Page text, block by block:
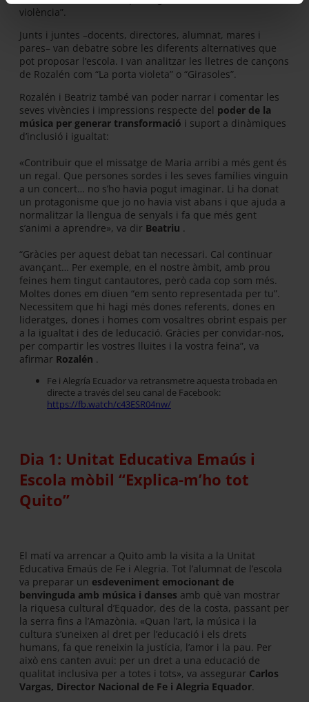
violència”.
Junts i juntes –docents, directores, alumnat, mares i
pares– van debatre sobre les diferents alternatives que
pot proposar l’escola. I van analitzar les lletres de cançons
de Rozalén com “La porta violeta” o “Girasoles”.
Rozalén i Beatriz també van poder narrar i comentar les
seves vivències i impressions respecte del poder de la
música per generar transformació i suport a dinàmiques
d’inclusió i igualtat:
«Contribuir que el missatge de Maria arribi a més gent és
un regal. Que persones sordes i les seves famílies vinguin
a un concert… no s’ho havia pogut imaginar. Li ha donat
un protagonisme que jo no havia vist abans i que ajuda a
normalitzar la llengua de senyals i fa que més gent
s’animi a aprendre», va dir Beatriu .
“Gràcies per aquest debat tan necessari. Cal continuar
avançant… Per exemple, en el nostre àmbit, amb prou
feines hem tingut cantautores, però cada cop som més.
Moltes dones em diuen “em sento representada per tu”.
Necessitem que hi hagi més dones referents, dones en
lideratges, dones i homes com vosaltres obrint espais per
a la igualtat i des de leducació. Gràcies per convidar-nos,
per compartir les vostres lluites i la vostra feina”, va
afirmar Rozalén .
Fe i Alegría Ecuador va retransmetre aquesta trobada en
directe a través del seu canal de Facebook:
https://fb.watch/c43ESR04nw/
Dia 1: Unitat Educativa Emaús i
Escola mòbil “Explica-m’ho tot
Quito”
El matí va arrencar a Quito amb la visita a la Unitat
Educativa Emaús de Fe i Alegria. Tot l’alumnat de l’escola
va preparar un esdeveniment emocionant de
benvinguda amb música i danses amb què van mostrar
la riquesa cultural d’Equador, des de la costa, passant per
la serra fins a l’Amazònia. «Quan l’art, la música i la
cultura s’uneixen al dret per l’educació i els drets
humans, fa que reneixin la justícia, l’amor i la pau. Per
això ens canten avui: per un dret a una educació de
qualitat inclusiva per a totes i tots», va assegurar Carlos
Vargas, Director Nacional de Fe i Alegria Equador.